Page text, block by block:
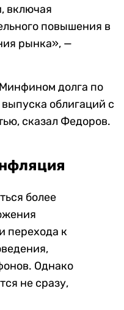
включая
повышения в
рынка», —
долга по
облигаций с
сказал Федоров.
более
перехода к
Однако
не сразу,